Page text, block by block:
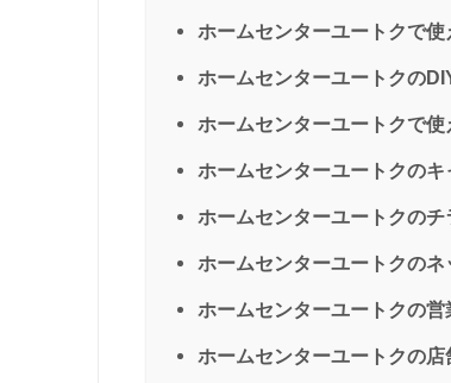
ホームセンターユートクで
ホームセンターユートクの
ホームセンターユートクで
ホームセンターユートクの
ホームセンターユートクのチ
ホームセンターユートクの
ホームセンターユートクの営
ホームセンターユートクの店